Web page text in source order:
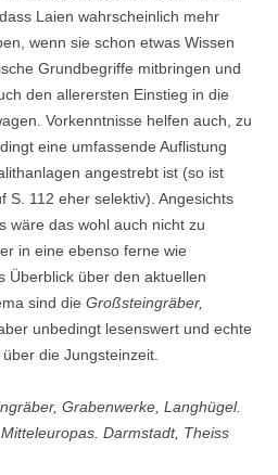
Laien wahrscheinlich mehr
wenn sie schon etwas Wissen
Grundbegriffe mitbringen und
den allerersten Einstieg in die
Vorkenntnisse helfen auch, zu
eine umfassende Auflistung
angestrebt ist (so ist
S. 112 eher selektiv). Angesichts
wäre das wohl auch nicht zu
in eine ebenso ferne wie
Überblick über den aktuellen
sind die Großsteingräber,
unbedingt lesenswert und echte
die Jungsteinzeit.
Grabenwerke, Langhügel.
Darmstadt, Theiss